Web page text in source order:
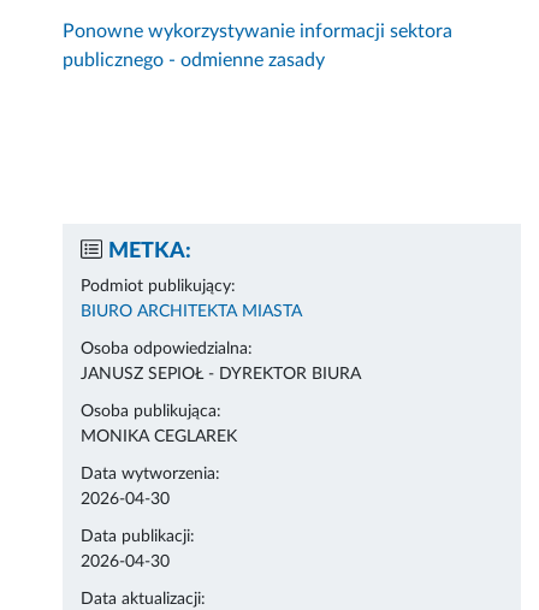
Ponowne wykorzystywanie informacji sektora
publicznego - odmienne zasady
METKA:
Podmiot publikujący:
BIURO ARCHITEKTA MIASTA
Osoba odpowiedzialna:
JANUSZ SEPIOŁ - DYREKTOR BIURA
Osoba publikująca:
MONIKA CEGLAREK
Data wytworzenia:
2026-04-30
Data publikacji:
2026-04-30
Data aktualizacji: